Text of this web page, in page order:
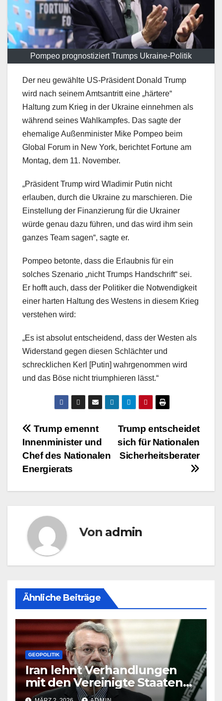
Pompeo prognostiziert Trumps Ukraine-Politik
Der neu gewählte US-Präsident Donald Trump
wird nach seinem Amtsantritt eine „härtere“
Haltung zum Krieg in der Ukraine einnehmen als
während seines Wahlkampfes. Das sagte der
ehemalige Außenminister Mike Pompeo beim
Global Forum in New York, berichtet Fortune am
Montag, dem 11. November.
„Präsident Trump wird Wladimir Putin nicht
erlauben, durch die Ukraine zu marschieren. Die
Einstellung der Finanzierung für die Ukrainer
würde genau dazu führen, und das wird ihm sein
ganzes Team sagen“, sagte er.
Pompeo betonte, dass die Erlaubnis für ein
solches Szenario „nicht Trumps Handschrift“ sei.
Er hofft auch, dass der Politiker die Notwendigkeit
einer harten Haltung des Westens in diesem Krieg
verstehen wird:
„Es ist absolut entscheidend, dass der Westen als
Widerstand gegen diesen Schlächter und
schrecklichen Kerl [Putin] wahrgenommen wird
und das Böse nicht triumphieren lässt.“
Beitragsnavigation
Trump entscheidet
sich für Nationalen
Sicherheitsberater
Trump ernennt
Innenminister und
Chef des Nationalen
Energierats
Von admin
Ähnliche Beiträge
GEOPOLITIK
Iran lehnt Verhandlungen
mit den Vereinigte Staaten
ab